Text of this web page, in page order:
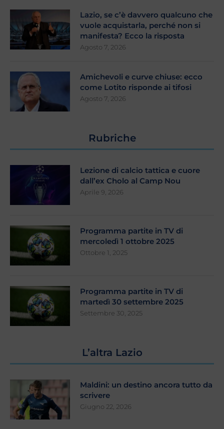
Lazio, se c’è davvero qualcuno che
vuole acquistarla, perché non si
manifesta? Ecco la risposta
Agosto 7, 2026
Amichevoli e curve chiuse: ecco
come Lotito risponde ai tifosi
Agosto 7, 2026
Rubriche
Lezione di calcio tattica e cuore
dall’ex Cholo al Camp Nou
Aprile 9, 2026
Programma partite in TV di
mercoledì 1 ottobre 2025
Ottobre 1, 2025
Programma partite in TV di
martedì 30 settembre 2025
Settembre 30, 2025
L’altra Lazio
Maldini: un destino ancora tutto da
scrivere
Giugno 22, 2026